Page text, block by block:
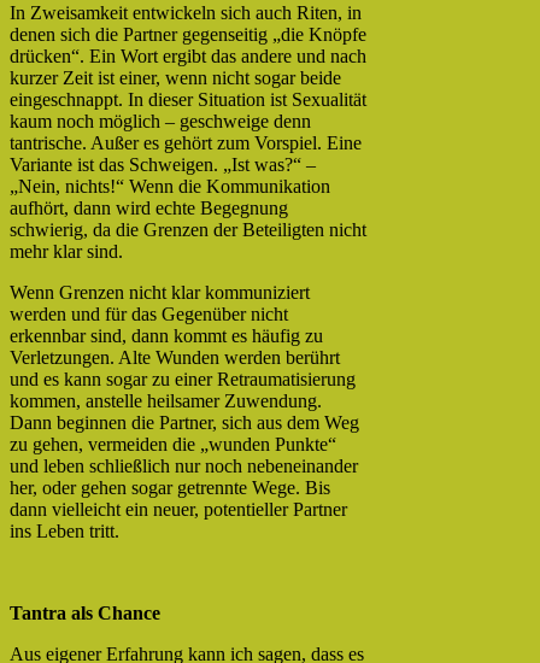
In Zweisamkeit entwickeln sich auch Riten, in
denen sich die Partner gegenseitig „die Knöpfe
drücken“. Ein Wort ergibt das andere und nach
kurzer Zeit ist einer, wenn nicht sogar beide
eingeschnappt. In dieser Situation ist Sexualität
kaum noch möglich – geschweige denn
tantrische. Außer es gehört zum Vorspiel. Eine
Variante ist das Schweigen. „Ist was?“ –
„Nein, nichts!“ Wenn die Kommunikation
aufhört, dann wird echte Begegnung
schwierig, da die Grenzen der Beteiligten nicht
mehr klar sind.
Wenn Grenzen nicht klar kommuniziert
werden und für das Gegenüber nicht
erkennbar sind, dann kommt es häufig zu
Verletzungen. Alte Wunden werden berührt
und es kann sogar zu einer Retraumatisierung
kommen, anstelle heilsamer Zuwendung.
Dann beginnen die Partner, sich aus dem Weg
zu gehen, vermeiden die „wunden Punkte“
und leben schließlich nur noch nebeneinander
her, oder gehen sogar getrennte Wege. Bis
dann vielleicht ein neuer, potentieller Partner
ins Leben tritt.
Tantra als Chance
Aus eigener Erfahrung kann ich sagen, dass es